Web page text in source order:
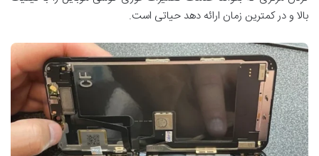
بالا و در کمترین زمان ارائه دهد حیاتی است.